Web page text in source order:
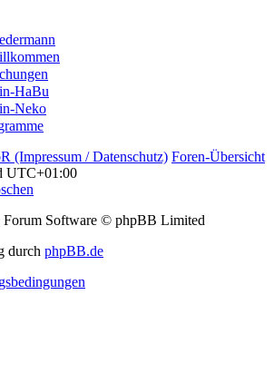
HaBu
Neko
(Impressum / Datenschutz) Foren-Übersicht
UTC+01:00
Software © phpBB Limited
durch phpBB.de